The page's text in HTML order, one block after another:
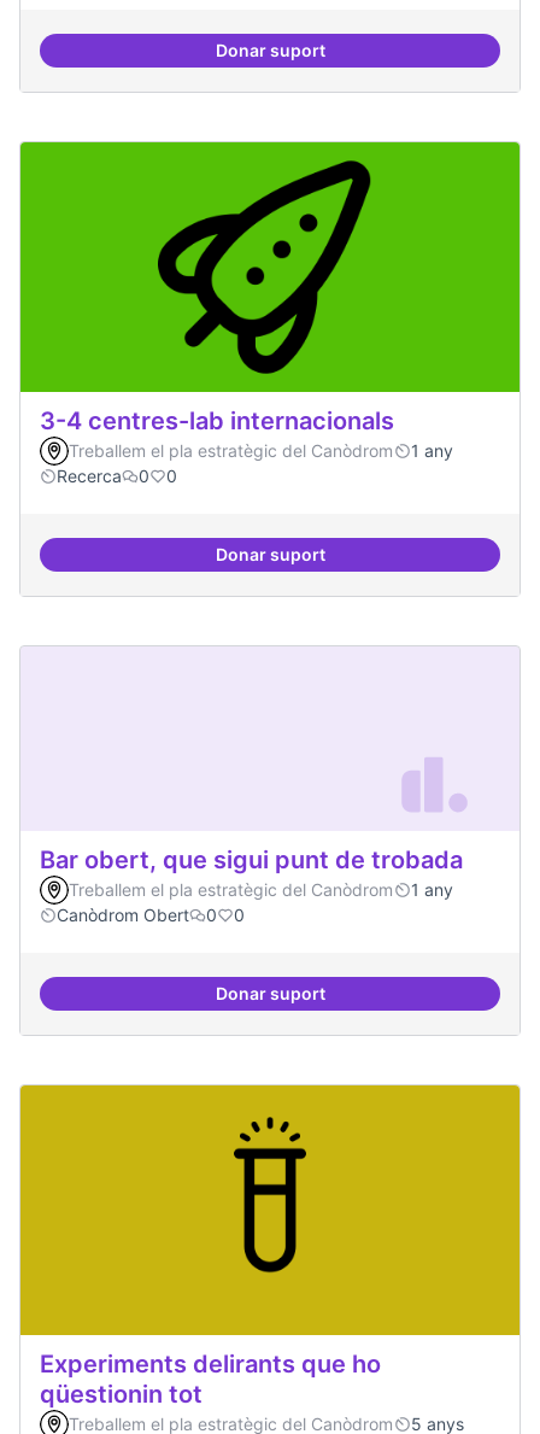
Donar suportIniciar línia de DDHH i capa
3-4 centres-lab internacionals
Treballem el pla estratègic del Canòdrom
1 any
Recerca
0 0
Donar suport3-4 centres-lab internacionals
Bar obert, que sigui punt de trobada
Treballem el pla estratègic del Canòdrom
1 any
Canòdrom Obert
0 0
Donar suportBar obert, que sigui punt de
Experiments delirants que ho
qüestionin tot
Treballem el pla estratègic del Canòdrom 5 anys